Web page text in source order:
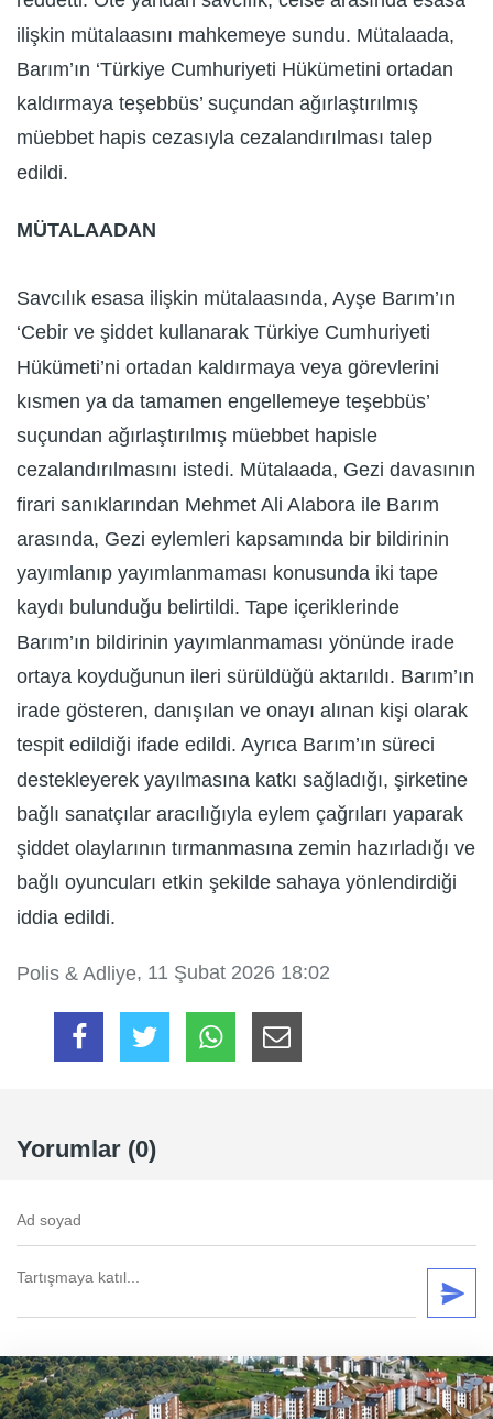
ilişkin mütalaasını mahkemeye sundu. Mütalaada,
Barım’ın ‘Türkiye Cumhuriyeti Hükümetini ortadan
kaldırmaya teşebbüs’ suçundan ağırlaştırılmış
müebbet hapis cezasıyla cezalandırılması talep
edildi.
MÜTALAADAN
Savcılık esasa ilişkin mütalaasında, Ayşe Barım’ın
‘Cebir ve şiddet kullanarak Türkiye Cumhuriyeti
Hükümeti’ni ortadan kaldırmaya veya görevlerini
kısmen ya da tamamen engellemeye teşebbüs’
suçundan ağırlaştırılmış müebbet hapisle
cezalandırılmasını istedi. Mütalaada, Gezi davasının
firari sanıklarından Mehmet Ali Alabora ile Barım
arasında, Gezi eylemleri kapsamında bir bildirinin
yayımlanıp yayımlanmaması konusunda iki tape
kaydı bulunduğu belirtildi. Tape içeriklerinde
Barım’ın bildirinin yayımlanmaması yönünde irade
ortaya koyduğunun ileri sürüldüğü aktarıldı. Barım’ın
irade gösteren, danışılan ve onayı alınan kişi olarak
tespit edildiği ifade edildi. Ayrıca Barım’ın süreci
destekleyerek yayılmasına katkı sağladığı, şirketine
bağlı sanatçılar aracılığıyla eylem çağrıları yaparak
şiddet olaylarının tırmanmasına zemin hazırladığı ve
bağlı oyuncuları etkin şekilde sahaya yönlendirdiği
iddia edildi.
Polis & Adliye, 11 Şubat 2026 18:02
Yorumlar (0)